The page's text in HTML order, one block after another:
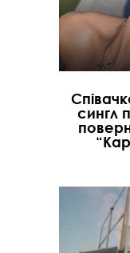
сингл